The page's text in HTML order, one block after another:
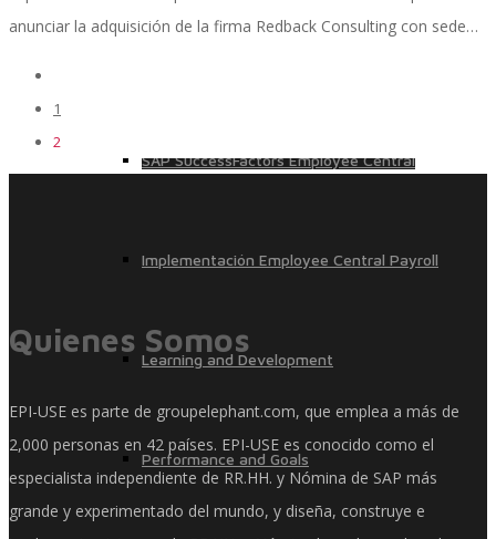
SAP SuccessFactors Employee Central
Implementación Employee Central Payroll
Learning and Development
Performance and Goals
anunciar la adquisición de la firma Redback Consulting con sede…
1
2
Quienes Somos
EPI-USE es parte de groupelephant.com, que emplea a más de
2,000 personas en 42 países. EPI-USE es conocido como el
especialista independiente de RR.HH. y Nómina de SAP más
grande y experimentado del mundo, y diseña, construye e